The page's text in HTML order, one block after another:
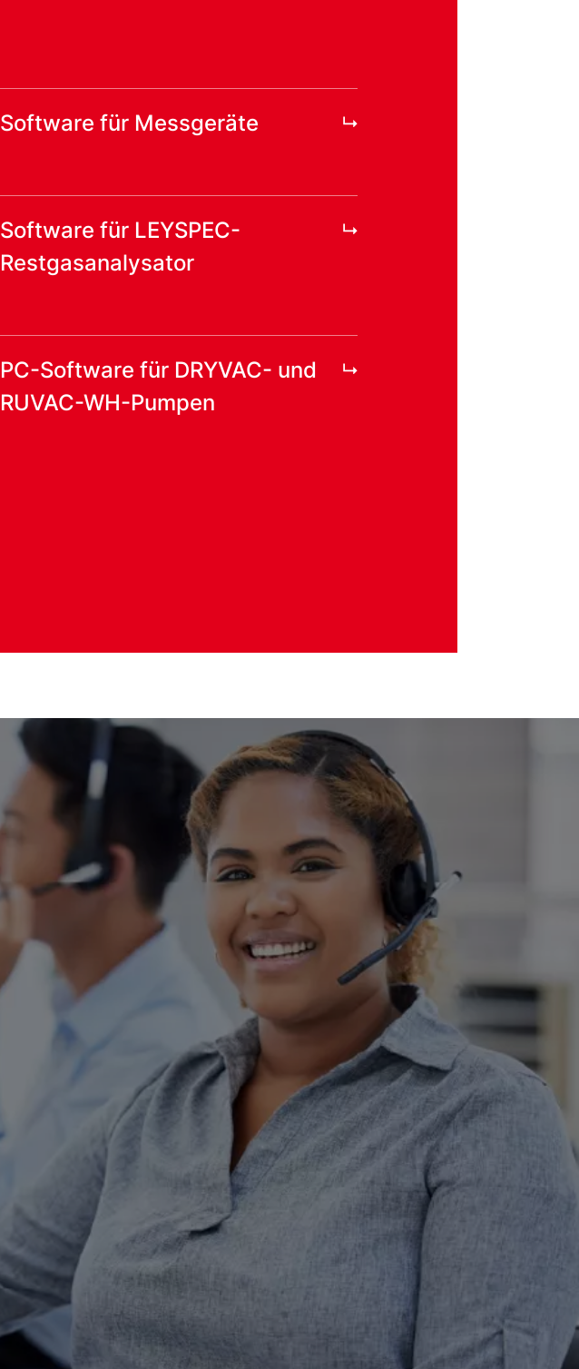
Software für Messgeräte
Software für LEYSPEC-
Restgasanalysator
PC-Software für DRYVAC- und
RUVAC-WH-Pumpen